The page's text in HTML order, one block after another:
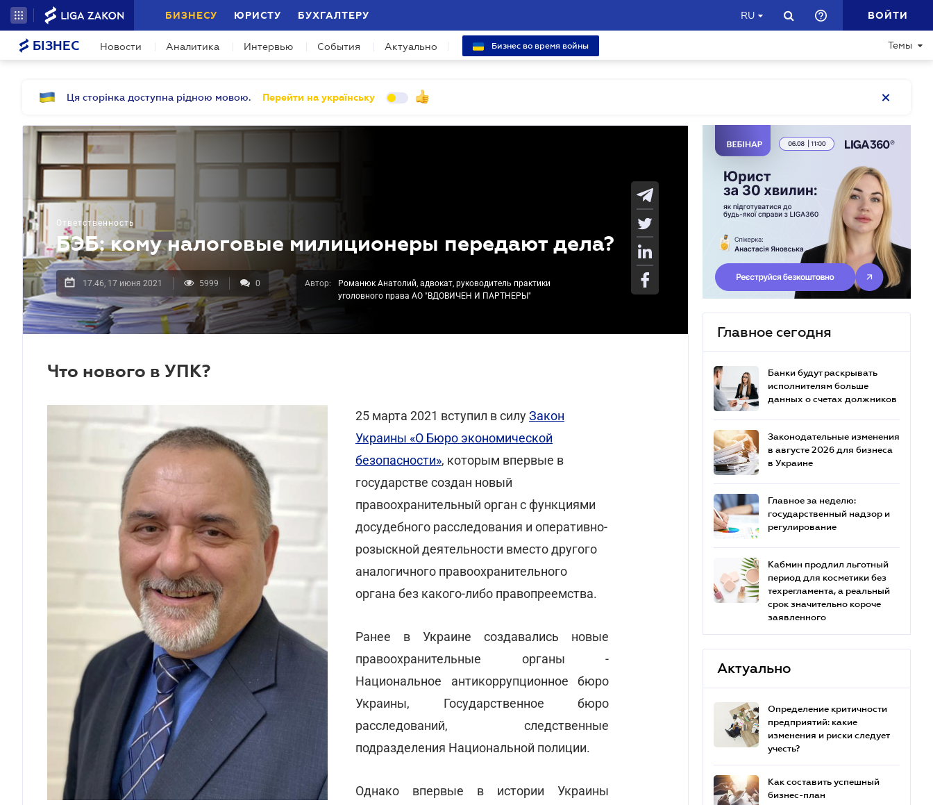
БИЗНЕСУ ЮРИСТУ БУХГАЛТЕРУ RU ВОЙТИ
БІЗНЕС Новости Аналитика Интервью События Актуально Бизнес во время войны Темы
Ця сторінка доступна рідною мовою. Перейти на українську
Ответственность
БЭБ: кому налоговые милиционеры передают дела?
17.46, 17 июня 2021 5999 0 Автор:
Романюк Анатолий, адвокат, руководитель практики
уголовного права АО "ВДОВИЧЕН И ПАРТНЕРЫ"
Что нового в УПК?
25 марта 2021 вступил в силуЗакон
Украины «О Бюро экономической
безопасности», которым впервые в
государстве создан новый
правоохранительный орган с функциями
досудебного расследования и оперативно-
розыскной деятельности вместо другого
аналогичного правоохранительного
органа без какого-либо правопреемства.
Ранее в Украине создавались новые
правоохранительные органы -
Национальное антикоррупционное бюро
Украины, Государственное бюро
расследований, следственные
подразделения Национальной полиции.
Однако впервые в истории Украины
Главное сегодня
Банки будут раскрывать
исполнителям больше
данных о счетах должников
Законодательные изменения
в августе 2026 для бизнеса
в Украине
Главное за неделю:
государственный надзор и
регулирование
Кабмин продлил льготный
период для косметики без
техрегламента, а реальный
срок значительно короче
заявленного
Актуально
Определение критичности
предприятий: какие
изменения и риски следует
учесть?
Как составить успешный
бизнес-план